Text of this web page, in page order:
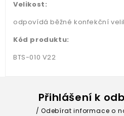
Velikost:
odpovídá běžné konfekční
Kód produktu:
BTS-010 V22
Přihlášení k
Odebírat informace o